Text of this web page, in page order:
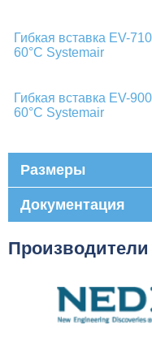
Гибкая вставка EV-
60°C Systemair
Гибкая вставка EV-
60°C Systemair
Размеры
Документация
Производители